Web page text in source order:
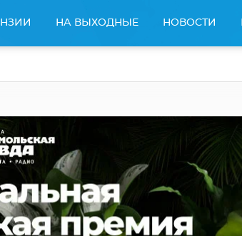
НА ВЫХОДНЫЕ НОВОСТИ